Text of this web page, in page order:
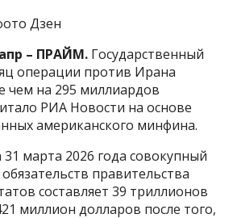
Дзен
– ПРАЙМ. Государственный
операции против Ирана
чем на 295 миллиардов
РИА Новости на основе
американского минфина.
марта 2026 года совокупный
правительства
составляет 39 триллионов
миллион долларов после того,